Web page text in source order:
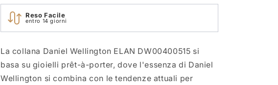
Reso Facile
entro 14 giorni
La collana Daniel Wellington ELAN DW00400515 si
basa su gioielli prêt-à-porter, dove l'essenza di Daniel
Wellington si combina con le tendenze attuali per